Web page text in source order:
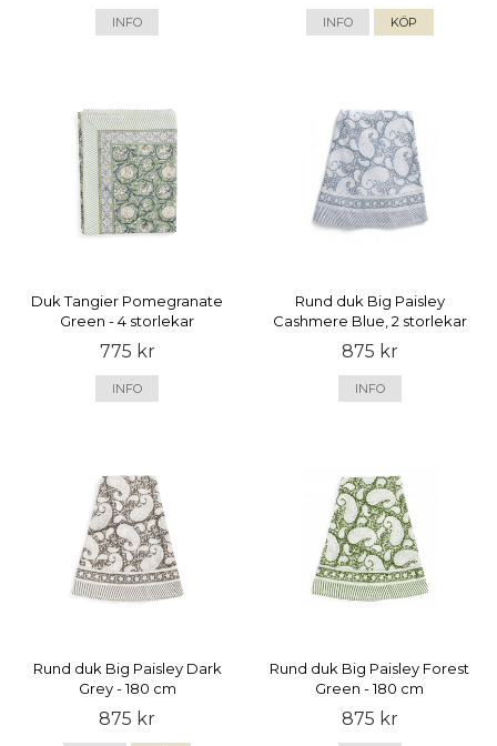
INFO INFO KÖP
Duk Tangier Pomegranate
Green - 4 storlekar
775 kr
INFO
Rund duk Big Paisley
Cashmere Blue, 2 storlekar
875 kr
INFO
Rund duk Big Paisley Dark
Grey - 180 cm
875 kr
Rund duk Big Paisley Forest
Green - 180 cm
875 kr